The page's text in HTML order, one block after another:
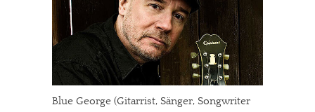
Blue George (Gitarrist, Sänger, Songwriter